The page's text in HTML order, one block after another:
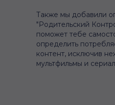
Также мы добавили
"Родительский
поможет тебе
определить
контент, исключив
мультфильмы и